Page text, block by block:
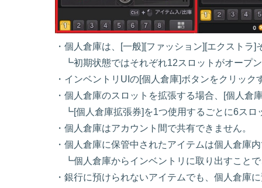
・個人倉庫は、[一般][ファッション][エクストラ
┗初期状態ではそれぞれ12スロットがオープ
・インベントリUIの[個人倉庫]ボタンをクリッ
・個人倉庫のスロットを拡張する場合、[個人倉
┗[個人倉庫拡張券]を1つ使用するごとに6スロ
・個人倉庫はアカウント間で共有できません。
・個人倉庫に保管中されたアイテムは個人倉庫
┗個人倉庫からインベントリに取り出すこと
・銀行に預けられないアイテムでも、個人倉庫